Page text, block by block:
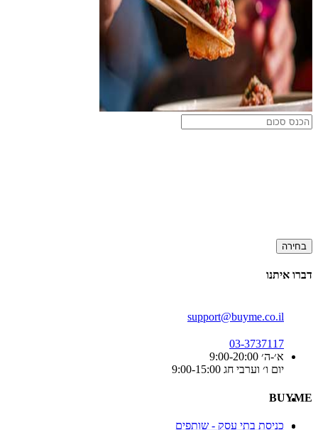
בחירה
דברו איתנו
support@buyme.co.il
03-3737117
א׳-ה׳ 9:00-20:00
יום ו׳ וערבי חג 9:00-15:00
BUYME
כניסת בתי עסק - שותפים